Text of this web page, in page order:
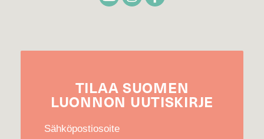
TILAA SUOMEN
LUONNON UUTIS­KIRJE
Sähköpostiosoite